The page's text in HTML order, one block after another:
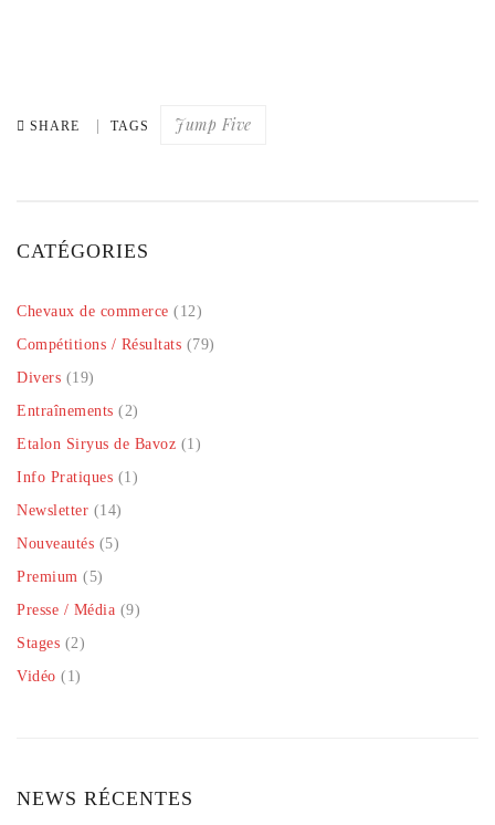
SHARE TAGS Jump Five
CATÉGORIES
Chevaux de commerce (12)
Compétitions / Résultats (79)
Divers (19)
Entraînements (2)
Etalon Siryus de Bavoz (1)
Info Pratiques (1)
Newsletter (14)
Nouveautés (5)
Premium (5)
Presse / Média (9)
Stages (2)
Vidéo (1)
NEWS RÉCENTES